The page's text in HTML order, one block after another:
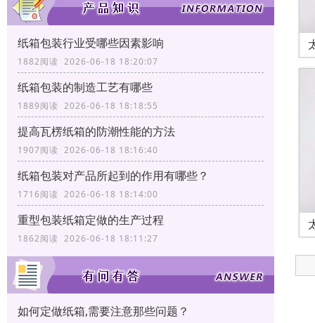
纸箱包装行业受哪些因素影响
1882阅读 2026-06-18 18:20:07
纸箱包装的制造工艺有哪些
1889阅读 2026-06-18 18:18:55
提高瓦楞纸箱的防潮性能的方法
1907阅读 2026-06-18 18:16:40
纸箱包装对产品所起到的作用有哪些？
1716阅读 2026-06-18 18:14:00
重型包装纸箱定做的生产过程
1862阅读 2026-06-18 18:11:27
如何定做纸箱,需要注意那些问题？